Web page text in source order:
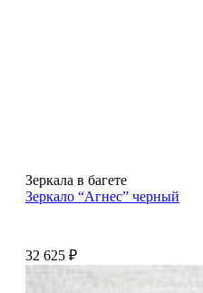
Зеркала в багете
Зеркало “Агнес” черный
32 625 ₽